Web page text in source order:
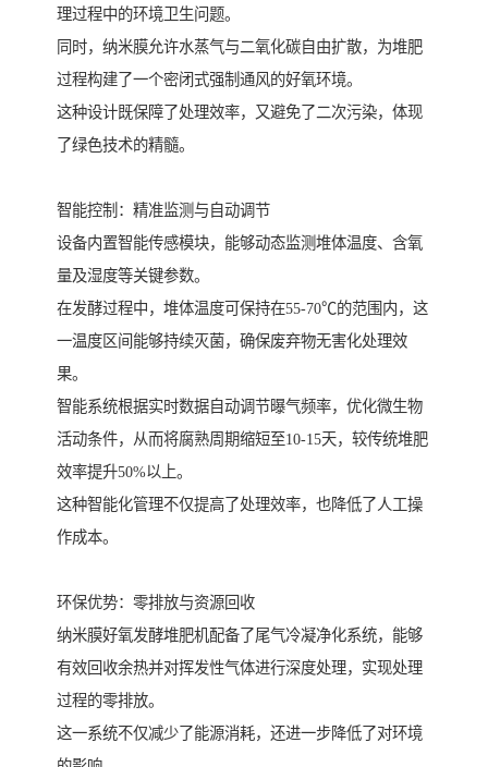
理过程中的环境卫生问题。
同时，纳米膜允许水蒸气与二氧化碳自由扩散，为堆肥
过程构建了一个密闭式强制通风的好氧环境。
这种设计既保障了处理效率，又避免了二次污染，体现
了绿色技术的精髓。
智能控制：精准监测与自动调节
设备内置智能传感模块，能够动态监测堆体温度、含氧
量及湿度等关键参数。
在发酵过程中，堆体温度可保持在55-70℃的范围内，这
一温度区间能够持续灭菌，确保废弃物无害化处理效
果。
智能系统根据实时数据自动调节曝气频率，优化微生物
活动条件，从而将腐熟周期缩短至10-15天，较传统堆肥
效率提升50%以上。
这种智能化管理不仅提高了处理效率，也降低了人工操
作成本。
环保优势：零排放与资源回收
纳米膜好氧发酵堆肥机配备了尾气冷凝净化系统，能够
有效回收余热并对挥发性气体进行深度处理，实现处理
过程的零排放。
这一系统不仅减少了能源消耗，还进一步降低了对环境